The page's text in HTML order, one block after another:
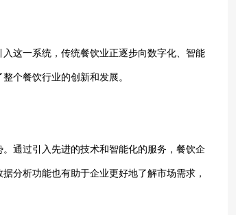
这一系统，传统餐饮业正逐步向数字化、智能
个餐饮行业的创新和发展。
通过引入先进的技术和智能化的服务，餐饮企
分析功能也有助于企业更好地了解市场需求，